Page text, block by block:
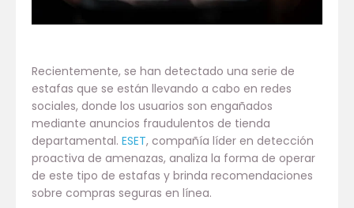
Recientemente, se han detectado una serie de
estafas que se están llevando a cabo en redes
sociales, donde los usuarios son engañados
mediante anuncios fraudulentos de tienda
departamental. ESET, compañía líder en detección
proactiva de amenazas, analiza la forma de operar
de este tipo de estafas y brinda recomendaciones
sobre compras seguras en línea.